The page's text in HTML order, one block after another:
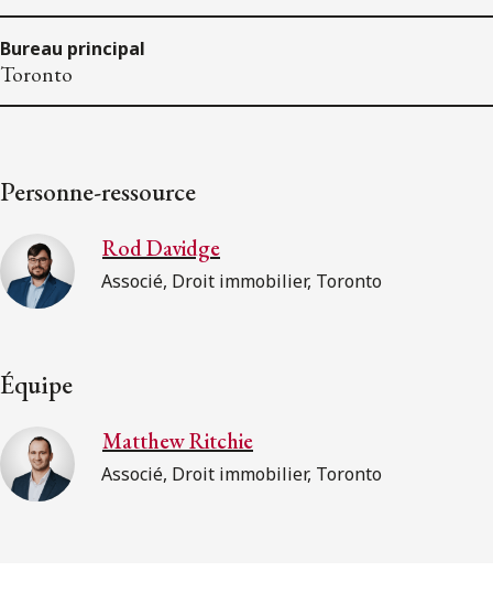
Bureau principal
Toronto
Personne-ressource
Rod Davidge
Associé, Droit immobilier, Toronto
Équipe
Matthew Ritchie
Associé, Droit immobilier, Toronto